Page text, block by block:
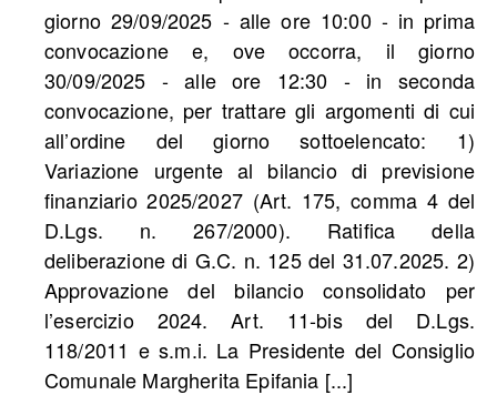
giorno 29/09/2025 - alle ore 10:00 - in prima
convocazione e, ove occorra, il giorno
30/09/2025 - alle ore 12:30 - in seconda
convocazione, per trattare gli argomenti di cui
all’ordine del giorno sottoelencato: 1)
Variazione urgente al bilancio di previsione
finanziario 2025/2027 (Art. 175, comma 4 del
D.Lgs. n. 267/2000). Ratifica della
deliberazione di G.C. n. 125 del 31.07.2025. 2)
Approvazione del bilancio consolidato per
l’esercizio 2024. Art. 11-bis del D.Lgs.
118/2011 e s.m.i. La Presidente del Consiglio
Comunale Margherita Epifania [...]